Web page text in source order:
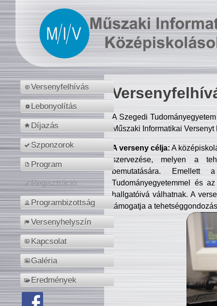
Versenyfelhívás
Lebonyolítás
Díjazás
Szponzorok
Program
Regisztráció
Programbizottság
Versenyhelyszín
Kapcsolat
Galéria
Eredmények
A Szegedi
Műszaki Informatikai
A verseny célja: A
szervezése, melyen a
bemutatására. Emellett
Tudományegyetemmel és
hallgatóivá válhatnak. A
támogatja a